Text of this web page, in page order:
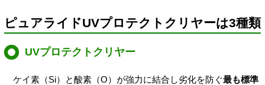
ピュアライドUVプロテクトクリヤーは3種類
UVプロテクトクリヤー
ケイ素（Si）と酸素（O）が強力に結合し劣化を防ぐ最も標準